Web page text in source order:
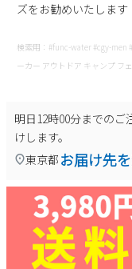
ズをお勧めいたします
検索用：#func-water #cgy-men
ーカー アウトドア キャンプ フ
明日12時00分までのご
けします。
東京都 お届け先